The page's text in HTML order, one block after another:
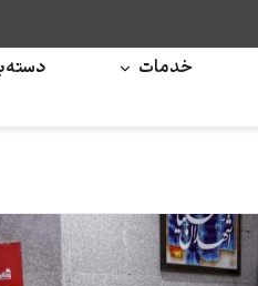
خدمات